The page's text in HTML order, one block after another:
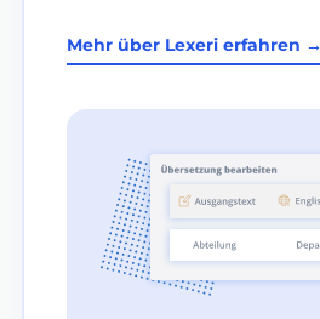
Mehr über Lexeri erfahren →